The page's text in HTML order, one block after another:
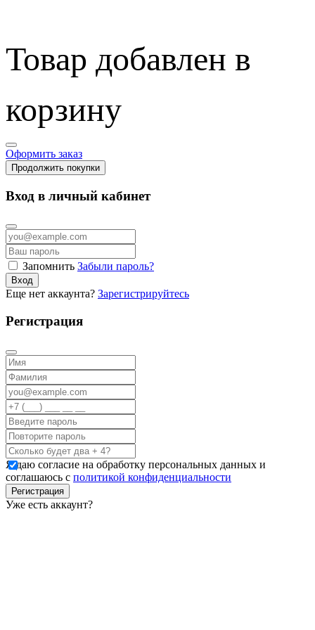
Товар добавлен в
корзину
Оформить заказ
Продолжить покупки
Вход в личный кабинет
Запомнить Забыли пароль?
Вход
Еще нет аккаунта? Зарегистрируйтесь
Регистрация
Я даю согласие на обработку персональных данных и
соглашаюсь с политикой конфиденциальности
Регистрация
Уже есть аккаунт?